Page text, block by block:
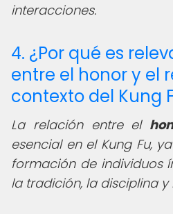
interacciones.
4. ¿Por qué es
entre el honor y el
contexto del Kung
La relación entre el
esencial en el Kung Fu,
formación de individuos
la tradición, la disciplina